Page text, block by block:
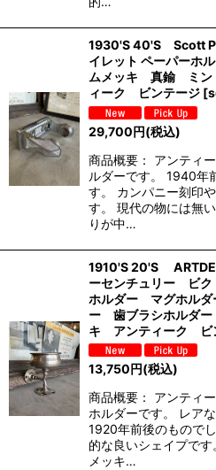
1930'S 40'S Scott
イレット ペーパー
ムメッキ 真鍮 ミン
ィーク ビンテージ [
29,700円(税込)
商品概要： アンティ
ルダーです。 1940年
す。 カンパニー刻印
す。 現代の物には無
りが中…
1910'S 20'S
ーセンチュリー ビ
ホルダー マグホル
ー 歯ブラシホルダ
キ アンティーク ビ
13,750円(税込)
商品概要： アンティ
ホルダーです。 レア
1920年前後のもので
的な良いシェイプで
メッキ…